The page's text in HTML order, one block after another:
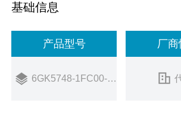
基础信息
产品型号
6GK5748-1FC00-0AA0
厂